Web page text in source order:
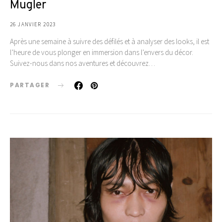
Mugler
26 JANVIER 2023
Après une semaine à suivre des défilés et à analyser des looks, il est
l’heure de vous plonger en immersion dans l’envers du décor.
Suivez-nous dans nos aventures et découvrez…
PARTAGER